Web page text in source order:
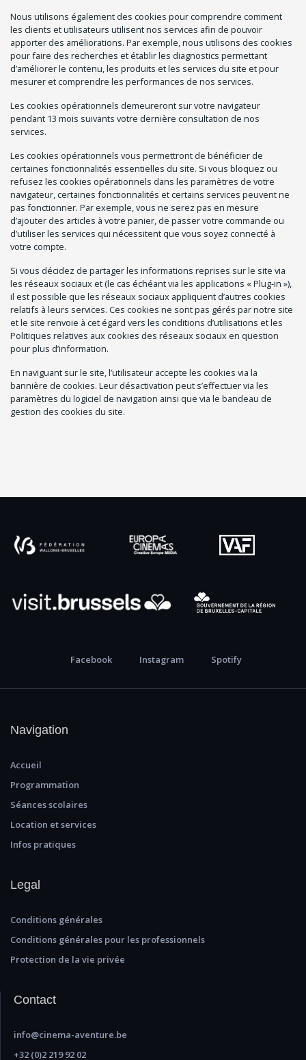
Nous utilisons également des cookies pour comprendre comment
les clients et utilisateurs utilisent nos services afin de pouvoir
apporter des améliorations. Par exemple, nous utilisons des cookies
pour faire des recherches et établir les diagnostics permettant
d’améliorer le contenu, les produits et les services du site et pour
mesurer et comprendre les performances de nos services.
Les cookies opérationnels demeureront sur votre navigateur
pendant 13 mois suivants votre dernière consultation de nos
services.
Les cookies opérationnels vous permettront de bénéficier de
certaines fonctionnalités essentielles du site. Si vous bloquez ou
refusez les cookies opérationnels dans les paramètres de votre
navigateur, certaines fonctionnalités et certains services peuvent ne
pas fonctionner. Par exemple, vous ne serez pas en mesure
d’ajouter des articles à votre panier, de passer votre commande ou
d’utiliser les services qui nécessitent que vous soyez connecté à
votre compte.
Si vous décidez de partager les informations reprises sur le site via
les réseaux sociaux et (le cas échéant via les applications « Plug-in »),
il est possible que les réseaux sociaux appliquent d’autres cookies
relatifs à leurs services. Ces cookies ne sont pas gérés par notre site
et le site renvoie à cet égard vers les conditions d’utilisations et les
Politiques relatives aux cookies des réseaux sociaux en question
pour plus d’information.
En naviguant sur le site, l’utilisateur accepte les cookies via la
bannière de cookies. Leur désactivation peut s’effectuer via les
paramètres du logiciel de navigation ainsi que via le bandeau de
gestion des cookies du site.
Facebook Instagram Spotify
Navigation
Accueil
Programmation
Séances scolaires
Location et services
Infos pratiques
Legal
Conditions générales
Conditions générales pour les professionnels
Protection de la vie privée
Contact
info@cinema-aventure.be
+32 (0)2 219 92 02